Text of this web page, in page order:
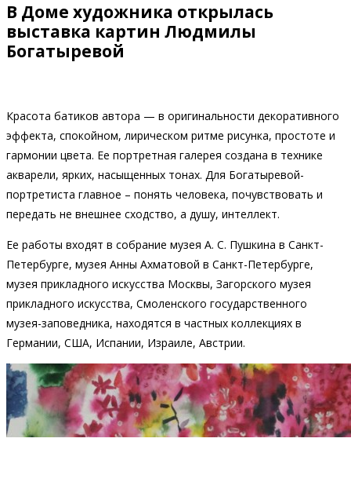
В Доме художника открылась
выставка картин Людмилы
Богатыревой
Красота батиков автора — в оригинальности декоративного
эффекта, спокойном, лирическом ритме рисунка, простоте и
гармонии цвета. Ее портретная галерея создана в технике
акварели, ярких, насыщенных тонах. Для Богатыревой-
портретиста главное – понять человека, почувствовать и
передать не внешнее сходство, а душу, интеллект.
Ее работы входят в собрание музея А. С. Пушкина в Санкт-
Петербурге, музея Анны Ахматовой в Санкт-Петербурге,
музея прикладного искусства Москвы, Загорского музея
прикладного искусства, Смоленского государственного
музея-заповедника, находятся в частных коллекциях в
Германии, США, Испании, Израиле, Австрии.